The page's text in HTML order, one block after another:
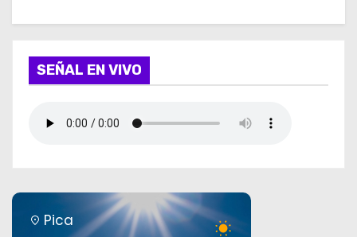
SEÑAL EN VIVO
Pica